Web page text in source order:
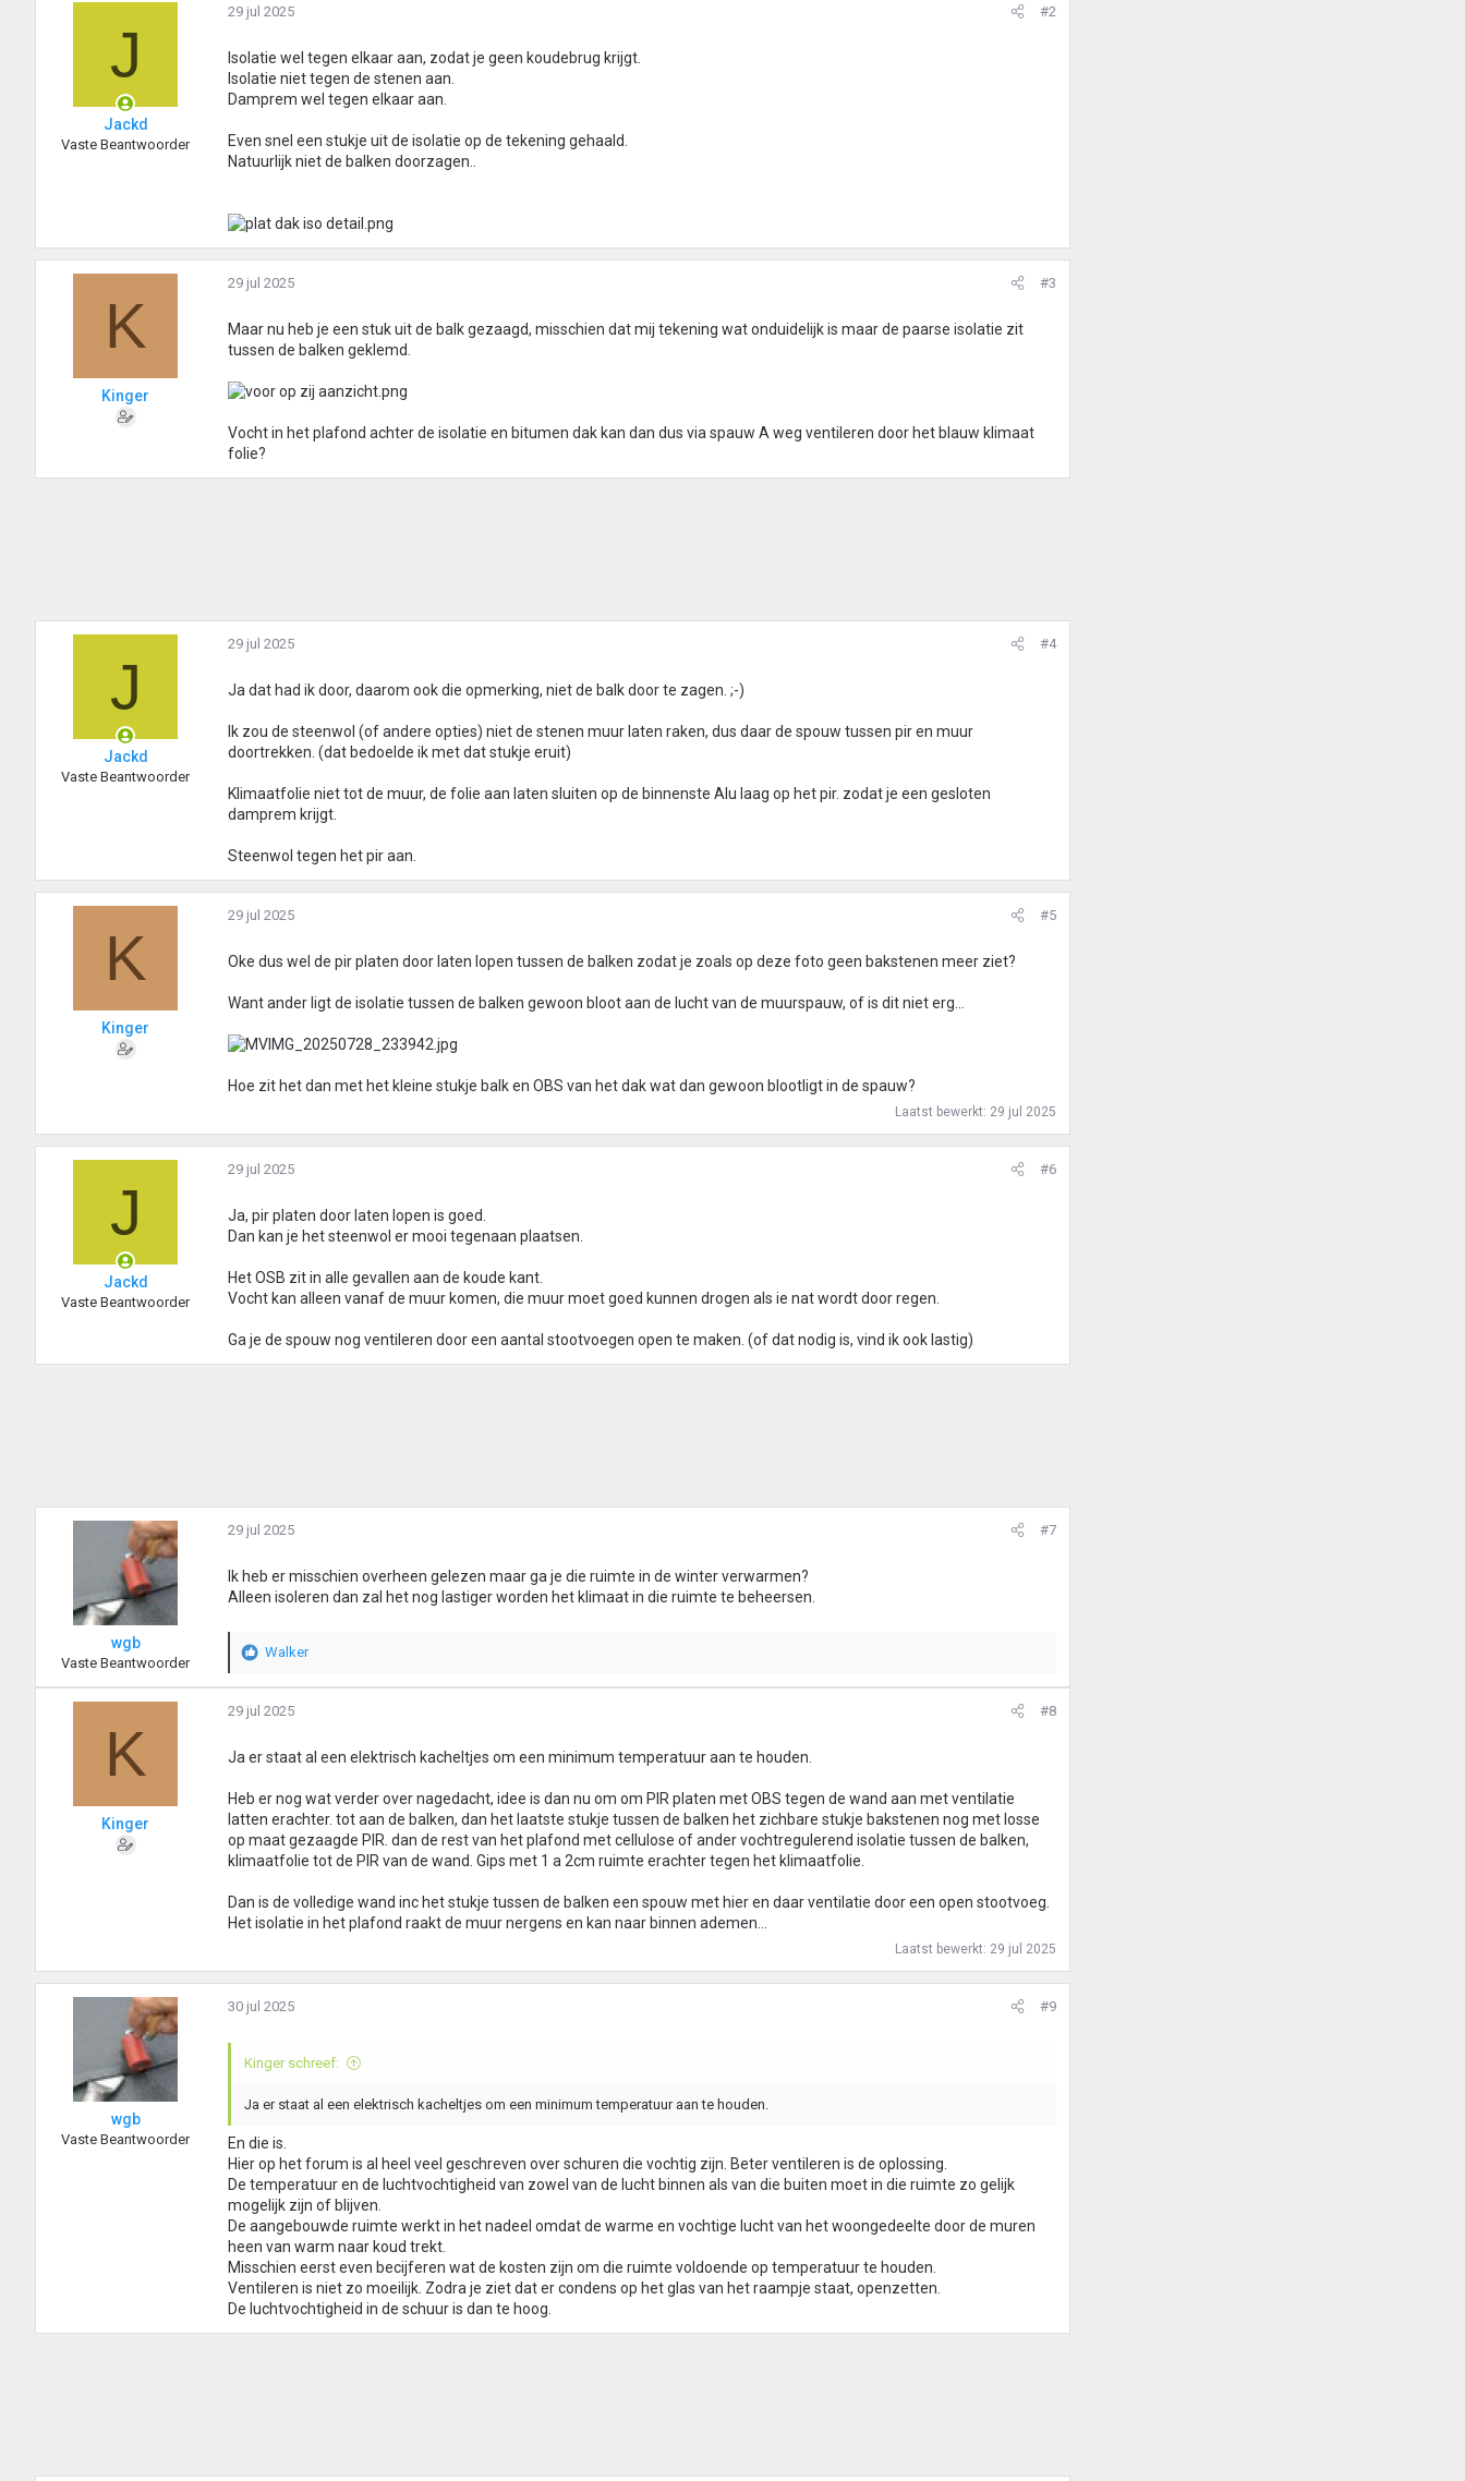
J
Jackd
Vaste Beantwoorder
29 jul 2025 #2
Isolatie wel tegen elkaar aan, zodat je geen koudebrug krijgt.
Isolatie niet tegen de stenen aan.
Damprem wel tegen elkaar aan.
Even snel een stukje uit de isolatie op de tekening gehaald.
Natuurlijk niet de balken doorzagen..
K
Kinger
29 jul 2025 #3
Maar nu heb je een stuk uit de balk gezaagd, misschien dat mij tekening wat onduidelijk is maar de paarse isolatie zit
tussen de balken geklemd.
Vocht in het plafond achter de isolatie en bitumen dak kan dan dus via spauw A weg ventileren door het blauw klimaat
folie?
J
Jackd
Vaste Beantwoorder
29 jul 2025 #4
Ja dat had ik door, daarom ook die opmerking, niet de balk door te zagen. ;-)
Ik zou de steenwol (of andere opties) niet de stenen muur laten raken, dus daar de spouw tussen pir en muur
doortrekken. (dat bedoelde ik met dat stukje eruit)
Klimaatfolie niet tot de muur, de folie aan laten sluiten op de binnenste Alu laag op het pir. zodat je een gesloten
damprem krijgt.
Steenwol tegen het pir aan.
K
Kinger
29 jul 2025 #5
Oke dus wel de pir platen door laten lopen tussen de balken zodat je zoals op deze foto geen bakstenen meer ziet?
Want ander ligt de isolatie tussen de balken gewoon bloot aan de lucht van de muurspauw, of is dit niet erg...
Hoe zit het dan met het kleine stukje balk en OBS van het dak wat dan gewoon blootligt in de spauw?
Laatst bewerkt: 29 jul 2025
J
Jackd
Vaste Beantwoorder
29 jul 2025 #6
Ja, pir platen door laten lopen is goed.
Dan kan je het steenwol er mooi tegenaan plaatsen.
Het OSB zit in alle gevallen aan de koude kant.
Vocht kan alleen vanaf de muur komen, die muur moet goed kunnen drogen als ie nat wordt door regen.
Ga je de spouw nog ventileren door een aantal stootvoegen open te maken. (of dat nodig is, vind ik ook lastig)
wgb
Vaste Beantwoorder
29 jul 2025 #7
Ik heb er misschien overheen gelezen maar ga je die ruimte in de winter verwarmen?
Alleen isoleren dan zal het nog lastiger worden het klimaat in die ruimte te beheersen.
W
r
e
i
n
g
e
:
Walker
K
Kinger
29 jul 2025 #8
Ja er staat al een elektrisch kacheltjes om een minimum temperatuur aan te houden.
Heb er nog wat verder over nagedacht, idee is dan nu om om PIR platen met OBS tegen de wand aan met ventilatie
latten erachter. tot aan de balken, dan het laatste stukje tussen de balken het zichbare stukje bakstenen nog met losse
op maat gezaagde PIR. dan de rest van het plafond met cellulose of ander vochtregulerend isolatie tussen de balken,
klimaatfolie tot de PIR van de wand. Gips met 1 a 2cm ruimte erachter tegen het klimaatfolie.
Dan is de volledige wand inc het stukje tussen de balken een spouw met hier en daar ventilatie door een open stootvoeg.
Het isolatie in het plafond raakt de muur nergens en kan naar binnen ademen...
Laatst bewerkt: 29 jul 2025
wgb
Vaste Beantwoorder
30 jul 2025 #9
Kinger schreef:
Ja er staat al een elektrisch kacheltjes om een minimum temperatuur aan te houden.
En die is.
Hier op het forum is al heel veel geschreven over schuren die vochtig zijn. Beter ventileren is de oplossing.
De temperatuur en de luchtvochtigheid van zowel van de lucht binnen als van die buiten moet in die ruimte zo gelijk
mogelijk zijn of blijven.
De aangebouwde ruimte werkt in het nadeel omdat de warme en vochtige lucht van het woongedeelte door de muren
heen van warm naar koud trekt.
Misschien eerst even becijferen wat de kosten zijn om die ruimte voldoende op temperatuur te houden.
Ventileren is niet zo moeilijk. Zodra je ziet dat er condens op het glas van het raampje staat, openzetten.
De luchtvochtigheid in de schuur is dan te hoog.